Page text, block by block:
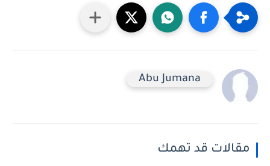
Abu Jumana
مقالات قد تهمك